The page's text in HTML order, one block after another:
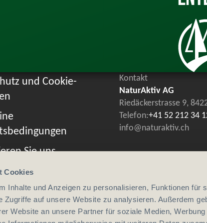
Cookies
Inhalte und Anzeigen zu personalisieren, Funktionen für
Zugriffe auf unsere Website zu analysieren. Außerdem
Website an unsere Partner für soziale Medien,
und Cookie-
Sie uns
Kontakt
NaturAktiv AG
Riedäckerstrasse 9,
Telefon:+41 52 212 34
info@naturaktiv.ch